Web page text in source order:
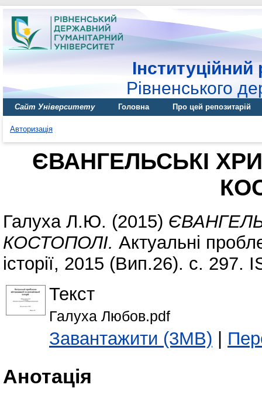
Інституційний
Рівненського
Сайт Університету Головна Про цей репозитарій
Авторизація
ЄВАНГЕЛЬСЬКІ
Галуха Л.Ю. (2015)
КОСТОПОЛІ. Актуальні
історії, 2015 (Вип.26). с. 297.
Текст
Галуха Любов.pdf
Завантажити (3MB) |
Анотація